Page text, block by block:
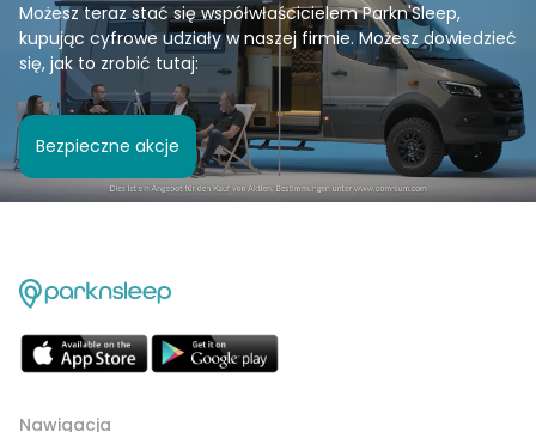
Możesz teraz stać się współwłaścicielem Parkn'Sleep,
kupując cyfrowe udziały w naszej firmie. Możesz dowiedzieć
się, jak to zrobić tutaj:
Bezpieczne akcje
Nawigacja